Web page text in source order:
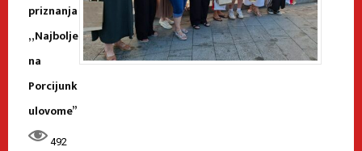
priznanja
„Najbolje
na
Porcijunk
ulovome”
492